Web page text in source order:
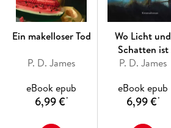
Ein makelloser Tod
P. D. James
eBook epub
6,99 €*
Wo Licht und
Schatten ist
P. D. James
eBook epub
6,99 €*